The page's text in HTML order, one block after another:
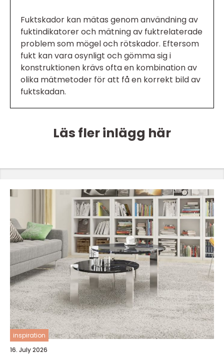
Fuktskador kan mätas genom användning av
fuktindikatorer och mätning av fuktrelaterade
problem som mögel och rötskador. Eftersom
fukt kan vara osynligt och gömma sig i
konstruktionen krävs ofta en kombination av
olika mätmetoder för att få en korrekt bild av
fuktskadan.
Läs fler inlägg här
inspiration
16. July 2026